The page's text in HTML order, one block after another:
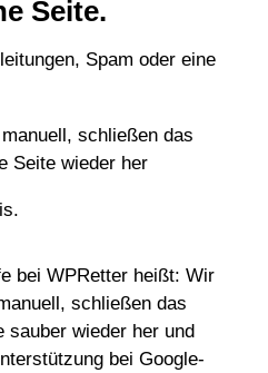
Seite.
Spam oder eine
schließen das
Seite wieder her
bei WPRetter heißt: Wir
schließen das
sauber wieder her und
bei Google-